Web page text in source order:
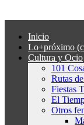
Inicio
Lo+próximo
Cultura y Ocio
101
Rutas
Fiestas
El
Otros